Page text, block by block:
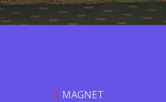
MAGNET